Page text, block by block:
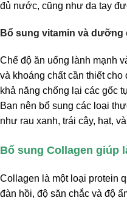
đủ nước, cũng như da tay
Bổ sung vitamin và dưỡng
Chế độ ăn uống lành mạnh
và khoáng chất cần thiết cho
khả năng chống lại các gốc
Bạn nên bổ sung các loại
như rau xanh, trái cây, hạt,
Bổ sung Collagen giúp
Collagen là một loại protein
đàn hồi, độ săn chắc và độ